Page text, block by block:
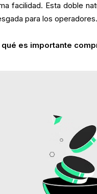
facilidad. Esta doble
para los operadores.
qué es importante